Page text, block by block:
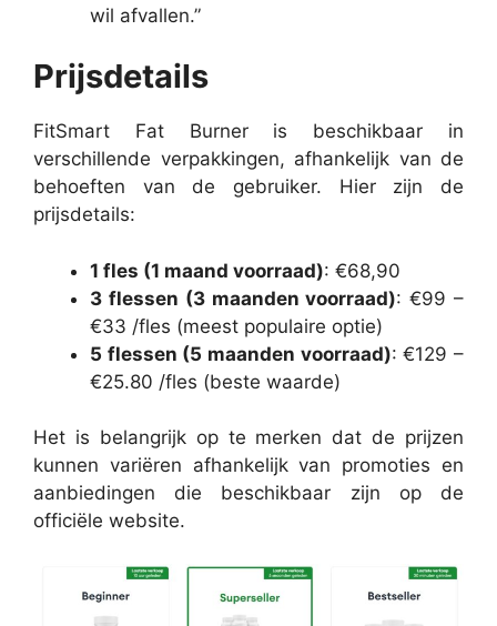
wil afvallen.”
Prijsdetails
FitSmart Fat Burner is beschikbaar in
verschillende verpakkingen, afhankelijk van de
behoeften van de gebruiker. Hier zijn de
prijsdetails:
1 fles (1 maand voorraad): €68,90
3 flessen (3 maanden voorraad): €99 –
€33 /fles (meest populaire optie)
5 flessen (5 maanden voorraad): €129 –
€25.80 /fles (beste waarde)
Het is belangrijk op te merken dat de prijzen
kunnen variëren afhankelijk van promoties en
aanbiedingen die beschikbaar zijn op de
officiële website.